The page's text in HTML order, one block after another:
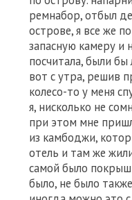
ремнабор, отбыл
острове, я все же
запасную камеру и
посчитала, были
вот с утра, решив
колесо-то у меня
я, нисколько не
при этом мне
из камбоджи,
отель и там же
самой было
было, не было